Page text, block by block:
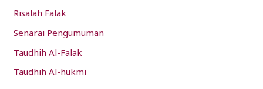
Risalah Falak
Senarai Pengumuman
Taudhih Al-Falak
Taudhih Al-hukmi